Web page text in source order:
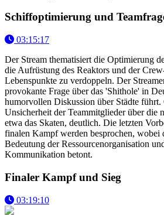
Schiffoptimierung und
03:15:17
Der Stream thematisiert die Optimierung
die Aufrüstung des Reaktors und der
Lebenspunkte zu verdoppeln. Der
provokante Frage über das 'Shithole' in
humorvollen Diskussion über Städte
Unsicherheit der Teammitglieder über die
etwa das Skaten, deutlich. Die letzten
finalen Kampf werden besprochen, wobei
Bedeutung der Ressourcenorganisation
Kommunikation betont.
Finaler Kampf und Sieg
03:19:10